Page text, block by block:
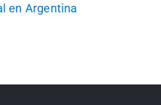
en Argentina